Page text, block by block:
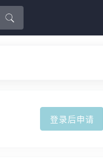
登录后申请